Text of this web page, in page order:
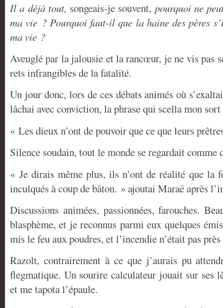
Il a déjà tout, songeais-je souvent, pourquoi ne
ma vie ? Pourquoi faut-il que la haine des pères
ma vie ?
Aveuglé par la jalousie et la rancœur, je ne vis pas
rets infrangibles de la fatalité.
Un jour donc, lors de ces débats animés où
lâchai avec conviction, la phrase qui scella mon
« Les dieux n’ont de pouvoir que ce que leurs
Silence soudain, tout le monde se regardait
« Je dirais même plus, ils n’ont de réalité que la
inculqués à coup de bâton. » ajoutai Maraë après
Discussions animées, passionnées, farouches.
blasphème, et je reconnus parmi eux quelques
mis le feu aux poudres, et l’incendie n’était pas près
Razolt, contrairement à ce que j’aurais pu
flegmatique. Un sourire calculateur jouait sur ses
et me tapota l’épaule.